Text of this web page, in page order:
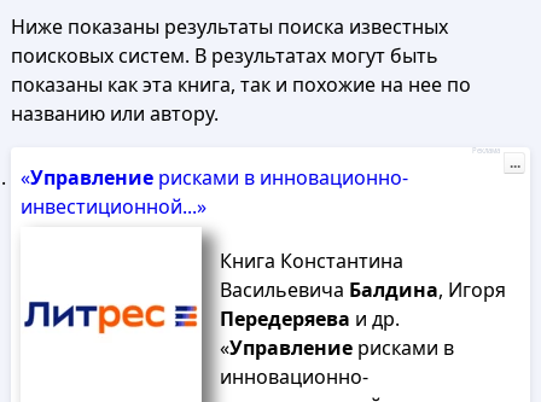
Ниже показаны результаты поиска известных
поисковых систем. В результатах могут быть
показаны как эта книга, так и похожие на нее по
названию или автору.
«Управлениерисками в инновационно-
инвестиционной...»
Книга Константина
Васильевича Балдина, Игоря
Передеряева и др.
«Управлениерисками в
инновационно-
Реклама
...